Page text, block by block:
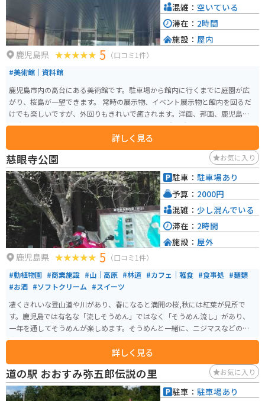
を眺めることができます。また、桜の名所としても知られており、桜の季節
には約1,000本のソメイヨシノを楽しむことができます。特に、砂の道が出現
していない時には、魚見岳からの眺望がおすすめです。
鹿児島県 5 （口コミ1件）
#美術館｜資料館
鹿児島市内の高台にある美術館です。駐車場から館内に行くまでに庭園が広
がり、桜島が一望できます。 常時の展示物、イベント展示物と館内を回るだ
けでも楽しいですが、外回りもきれいで癒されます。洋画、邦画、鹿児島の
伝統薩摩焼など盛りだくさんの展示物があり、要所要所にベンチもあるの
詳しく見る
混雑： 空いている
滞在： 2時間
施設： 屋内
慈眼寺公園 お気に入り
鹿児島県 5 （口コミ1件）
#動植物園 #商業施設 #山｜高原 #林道 #カフェ｜軽食 #食事処 #麺類
#お酒 #ソフトクリーム #スイーツ
凄くきれいな登山道や川があり、春になると満開の桜,秋には紅葉が見所で
す。鹿児島では有名な「流しそうめん」ではなく「そうめん流し」があり、
一年を通してそうめんが楽しめます。そうめんと一緒に、ニジマスなどの清
流にしか生息しない魚も楽しめます。
詳しく見る
駐車： 駐車場あり
予算： 2000円
混雑： 少し混んでいる
滞在： 2時間
施設： 屋外
道の駅 おおすみ弥五郎伝説の里 お気に入り
駐車： 駐車場あり